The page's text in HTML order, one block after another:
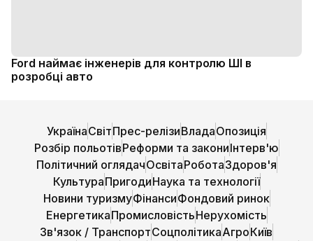
Ford наймає інженерів для контролю ШІ в
розробці авто
УкраїнаСвітПрес-релізиВладаОпозиція
Розбір польотівРеформи та закониІнтерв'ю
Політичний оглядачОсвітаРоботаЗдоров'я
КультураПригодиНаука та технології
Новини туризмуФінансиФондовий ринок
ЕнергетикаПромисловістьНерухомість
Зв'язок / ТранспортСоцполітикаАгроКиїв